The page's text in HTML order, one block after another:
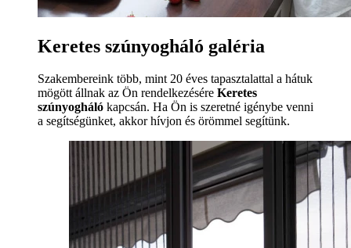
Keretes szúnyogháló galéria
Szakembereink több, mint 20 éves tapasztalattal a hátuk
mögött állnak az Ön rendelkezésére Keretes
szúnyogháló kapcsán. Ha Ön is szeretné igénybe venni
a segítségünket, akkor hívjon és örömmel segítünk.